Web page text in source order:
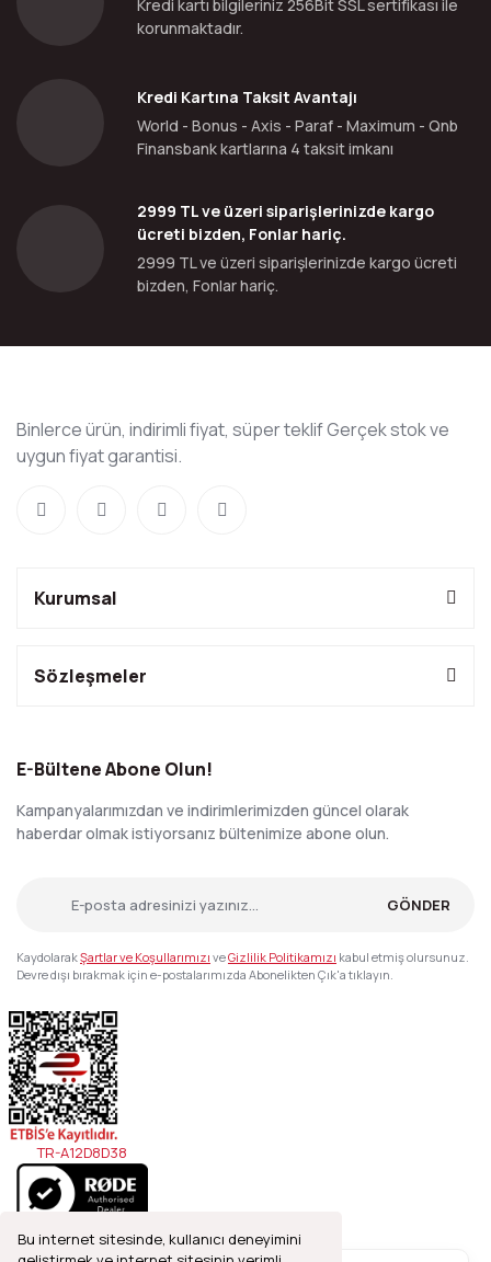
Bu internet sitesinde, kullanıcı deneyimini
Kredi kartı bilgileriniz 256Bit SSL sertifikası ile
korunmaktadır.
Kredi Kartına Taksit Avantajı
World - Bonus - Axis - Paraf - Maximum - Qnb
Finansbank kartlarına 4 taksit imkanı
2999 TL ve üzeri siparişlerinizde kargo
ücreti bizden, Fonlar hariç.
2999 TL ve üzeri siparişlerinizde kargo ücreti
bizden, Fonlar hariç.
Binlerce ürün, indirimli fiyat, süper teklif Gerçek stok ve
uygun fiyat garantisi.
Kurumsal
Sözleşmeler
E-Bültene Abone Olun!
Kampanyalarımızdan ve indirimlerimizden güncel olarak
haberdar olmak istiyorsanız bültenimize abone olun.
GÖNDER
KaydolarakŞartlar ve Koşullarımızı veGizlilik Politikamızı kabul etmiş olursunuz.
Devre dışı bırakmak için e-postalarımızda Abonelikten Çık'a tıklayın.
TR-A12D8D38